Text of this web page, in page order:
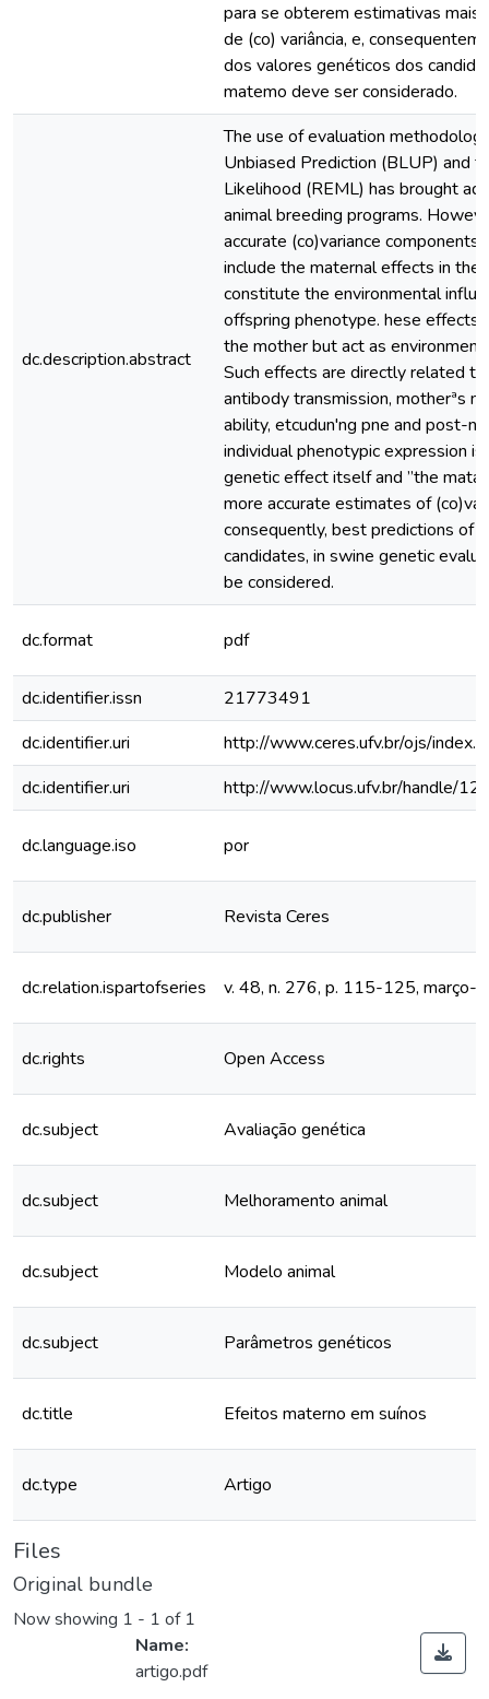
para se obterem estimativas mais
de (co) variância, e,
dos valores genéticos dos
matemo deve ser considerado.
dc.description.abstract
The use of evaluation
Unbiased Prediction (BLUP) and
Likelihood (REML) has brought
animal breeding programs.
accurate (co)variance
include the maternal effects in
constitute the environmental
offspring phenotype. hese effects
the mother but act as
Such effects are directly related
antibody transmission, motherªs
ability, etcudun'ng pne and post-
individual phenotypic expression
genetic effect itself and ”the
more accurate estimates of
consequently, best predictions of
candidates, in swine genetic
be considered.
dc.format pdf
dc.identifier.issn
21773491
dc.identifier.uri
http://www.ceres.ufv.br/ojs/
dc.identifier.uri
http://www.locus.ufv.br/handle/
dc.language.iso por
dc.publisher Revista Ceres
dc.relation.ispartofseries v. 48, n. 276, p. 115-125, março-
dc.rights Open Access
dc.subject Avaliação genética
dc.subject Melhoramento animal
dc.subject Modelo animal
dc.subject Parâmetros genéticos
dc.title Efeitos materno em suínos
dc.type Artigo
Files
Original bundle
Now showing 1 - 1 of 1
Name:
artigo.pdf